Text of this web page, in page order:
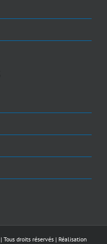
| Tous droits réservés | Réalisation